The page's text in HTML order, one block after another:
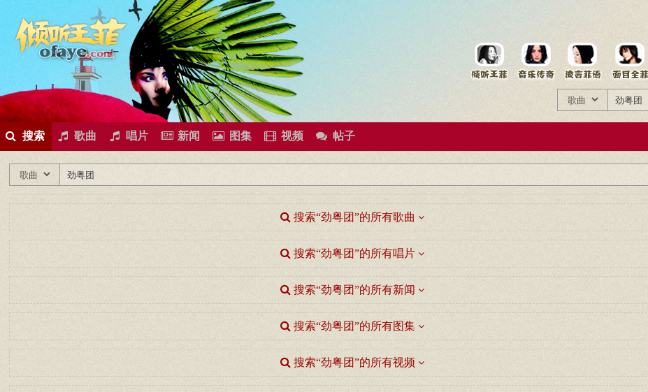
有歌曲专辑
王菲新闻王菲的精美图片王菲精彩视频王菲论坛给王菲留言用户中心王菲资料档案
搜索 歌曲 唱片 新闻 图集 视频 帖子
搜索“劲粤团”的所有歌曲
搜索“劲粤团”的所有唱片
搜索“劲粤团”的所有新闻
搜索“劲粤团”的所有图集
搜索“劲粤团”的所有视频